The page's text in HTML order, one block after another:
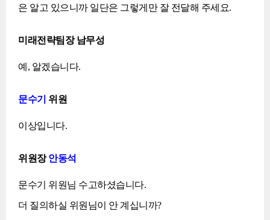
은 알고 있으니까 일단은 그렇게만 잘 전달해 주세요.
미래전략팀장 남무성
예, 알겠습니다.
문수기 위원
이상입니다.
위원장안동석
문수기 위원님 수고하셨습니다.
더 질의하실 위원님이 안 계십니까?